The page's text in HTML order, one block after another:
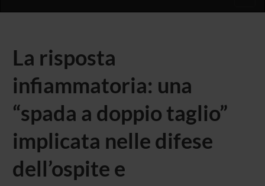
La risposta
infiammatoria: una
“spada a doppio taglio”
implicata nelle difese
dell’ospite e